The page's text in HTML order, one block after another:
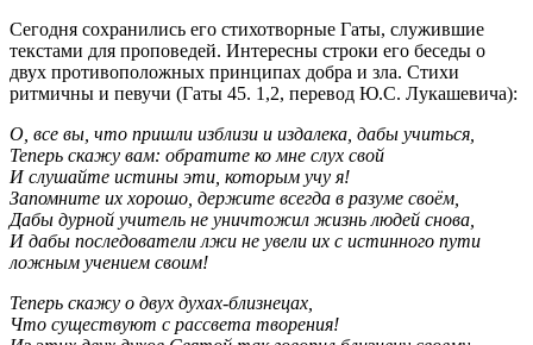
Сегодня сохранились его стихотворные Гаты, служившие
текстами для проповедей. Интересны строки его беседы о
двух противоположных принципах добра и зла. Стихи
ритмичны и певучи (Гаты 45. 1,2, перевод Ю.С. Лукашевича):
О, все вы, что пришли изблизи и издалека, дабы учиться,
Теперь скажу вам: обратите ко мне слух свой
И слушайте истины эти, которым учу я!
Запомните их хорошо, держите всегда в разуме своём,
Дабы дурной учитель не уничтожил жизнь людей снова,
И дабы последователи лжи не увели их с истинного пути
ложным учением своим!
Теперь скажу о двух духах-близнецах,
Что существуют с рассвета творения!